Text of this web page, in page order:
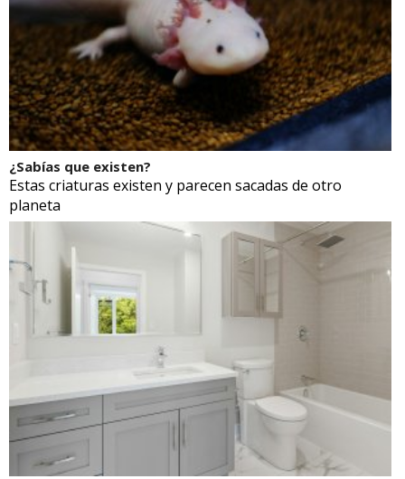
¿Sabías que existen?
Estas criaturas existen y parecen sacadas de otro
planeta